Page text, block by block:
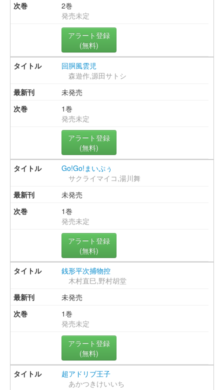
2巻
発売未定
アラート登録
(無料)
回胴風雲児
森遊作,源田サトシ
未発売
1巻
発売未定
アラート登録
(無料)
Go!Go!まいぷぅ
サクライマイコ,湯川舞
未発売
1巻
発売未定
アラート登録
(無料)
銭形平次捕物控
木村直巳,野村胡堂
未発売
1巻
発売未定
アラート登録
(無料)
超アドリブ王子
あかつきけいいち